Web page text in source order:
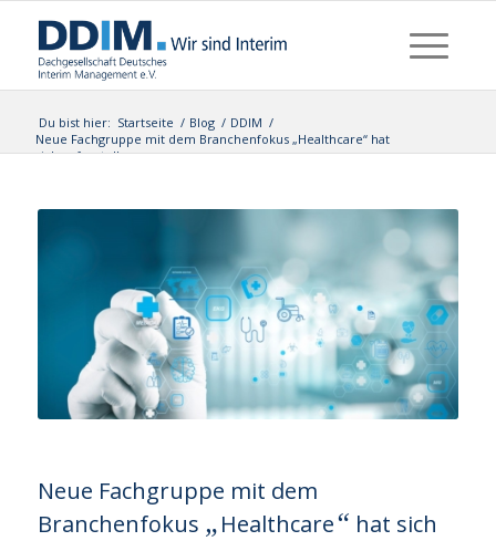
Du bist hier: Startseite / Blog / DDIM /
Neue Fachgruppe mit dem Branchenfokus „Healthcare“ hat
sich aufgestell...
Neue Fachgruppe mit dem
Branchenfokus „Healthcare“ hat sich